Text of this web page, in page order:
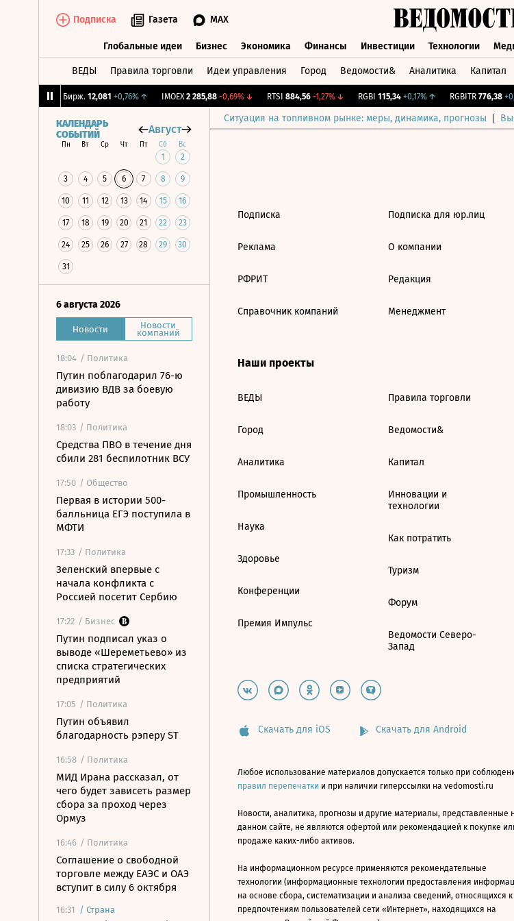
Подписка Газета MAX
Глобальные идеи Бизнес Экономика Финансы Инвестиции Технологии
ВЕДЫ Правила торговли Идеи управления Город Ведомости& Аналитика Капитал
CNY Бирж. 12,081 +0,76%↑ IMOEX 2 285,88 -0,69%↓ RTSI 884,56 -1,27%↓ RGBI 115,34 +0,17%↑ RGBITR 776,38
Ситуация на топливном рынке: меры, динамика, прогнозы
КАЛЕНДАРЬ
СОБЫТИЙ
Август
Пн Вт Ср Чт Пт Сб Вс
1 2
3 4 5 6 7 8 9
10 11 12 13 14 15 16
17 18 19 20 21 22 23
24 25 26 27 28 29 30
31
6 августа 2026
Новости Новости
компаний
18:04 / Политика
Путин поблагодарил 76-ю
дивизию ВДВ за боевую
работу
18:03 / Политика
Средства ПВО в течение дня
сбили 281 беспилотник ВСУ
17:50 / Общество
Первая в истории 500-
балльница ЕГЭ поступила в
МФТИ
17:33 / Политика
Зеленский впервые с
начала конфликта с
Россией посетит Сербию
17:22 / Бизнес
Путин подписал указ о
выводе «Шереметьево» из
списка стратегических
предприятий
17:05 / Политика
Путин объявил
благодарность рэперу ST
16:58 / Политика
МИД Ирана рассказал, от
чего будет зависеть размер
сбора за проход через
Ормуз
16:46 / Политика
Соглашение о свободной
торговле между ЕАЭС и ОАЭ
вступит в силу 6 октября
16:31 / Страна
Подписка
Реклама
РФРИТ
Справочник компаний
Подписка для юр.лиц
О компании
Редакция
Менеджмент
Наши проекты
ВЕДЫ
Город
Аналитика
Промышленность
Наука
Здоровье
Конференции
Премия Импульс
Правила торговли
Ведомости&
Капитал
Инновации и
технологии
Как потратить
Туризм
Форум
Ведомости Северо-
Запад
Скачать для iOS Скачать для Android
Любое использование материалов допускается только при
правил перепечатки и при наличии гиперссылки на vedomosti.ru
Новости, аналитика, прогнозы и другие материалы, представленные
данном сайте, не являются офертой или рекомендацией к покупке
продаже каких-либо активов.
На информационном ресурсе применяются рекомендательные
технологии (информационные технологии предоставления
на основе сбора, систематизации и анализа сведений, относящихся к
предпочтениям пользователей сети «Интернет», находящихся на